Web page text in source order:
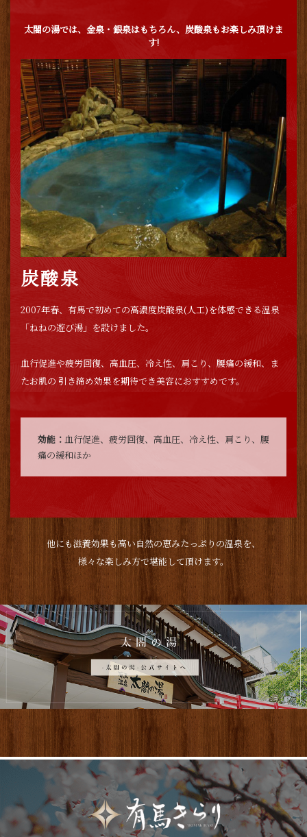
太閤の湯では、金泉・銀泉はもちろん、炭酸泉もお楽しみ頂けま
す!
炭酸泉
2007年春、有馬で初めての高濃度炭酸泉(人工)を体感できる温泉
「ねねの遊び湯」を設けました。
血行促進や疲労回復、高血圧、冷え性、肩こり、腰痛の緩和、ま
たお肌の 引き締め効果を期待でき美容におすすめです。
効能： 血行促進、疲労回復、高血圧、冷え性、肩こり、腰
痛の緩和ほか
他にも滋養効果も高い自然の恵みたっぷりの温泉を、
様々な楽しみ方で堪能して頂けます。